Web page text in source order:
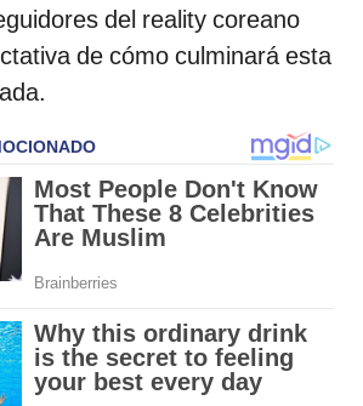
del reality coreano
de cómo culminará esta